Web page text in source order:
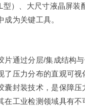
型）、大尺寸液晶屏装
为关键工具。
片通过分层/集成结构
了压力分布的直观可视
囊封装技术，是保障压
在工业检测领域具有不